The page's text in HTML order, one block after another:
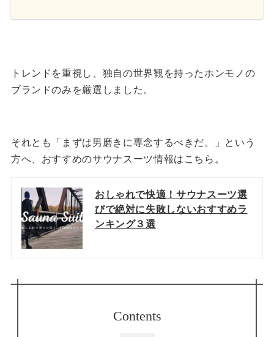
トレンドを重視し、独自の世界観を持ったホンモノの
ブランドのみを厳選しました。
それとも「まずは男磨きに専念するべきだ。」という
方へ、おすすめのサウナスーツ情報はこちら。
おしゃれで快適！サウナスーツ選
びで絶対に失敗しないおすすめラ
ンキング３選
Contents